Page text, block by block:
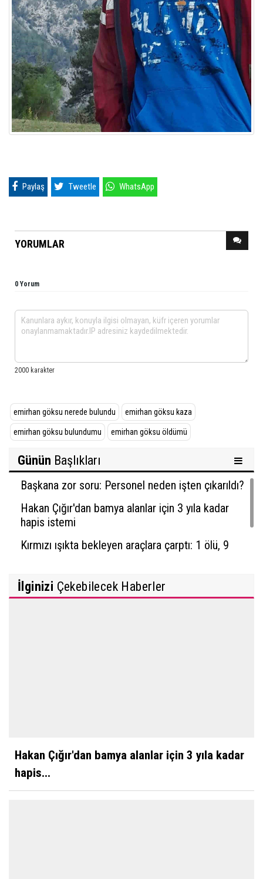
Paylaş Tweetle WhatsApp
YORUMLAR
0 Yorum
emirhan göksu nerede bulundu emirhan göksu kaza
emirhan göksu bulundumu emirhan göksu öldümü
Günün Başlıkları
Başkana zor soru: Personel neden işten çıkarıldı?
Hakan Çığır'dan bamya alanlar için 3 yıla kadar
hapis istemi
Kırmızı ışıkta bekleyen araçlara çarptı: 1 ölü, 9
İlginizi Çekebilecek Haberler
Hakan Çığır'dan bamya alanlar için 3 yıla kadar
hapis...